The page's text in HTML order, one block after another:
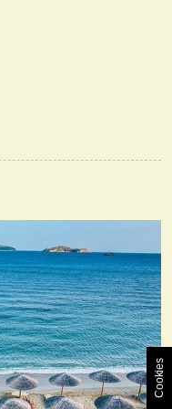
Cookies